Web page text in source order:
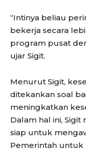
“Intinya beliau
bekerja secara
program pusat
ujar Sigit.
Menurut Sigit,
ditekankan soal
meningkatkan
Dalam hal ini,
siap untuk
Pemerintah untuk